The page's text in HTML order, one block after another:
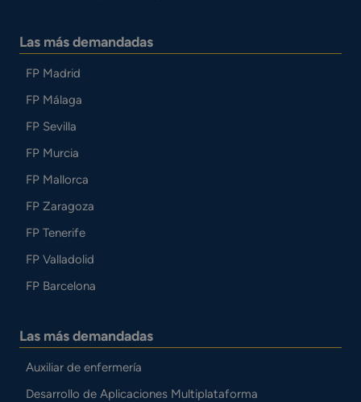
Las más demandadas
FP Madrid
FP Málaga
FP Sevilla
FP Murcia
FP Mallorca
FP Zaragoza
FP Tenerife
FP Valladolid
FP Barcelona
Las más demandadas
Auxiliar de enfermería
Desarrollo de Aplicaciones Multiplataforma